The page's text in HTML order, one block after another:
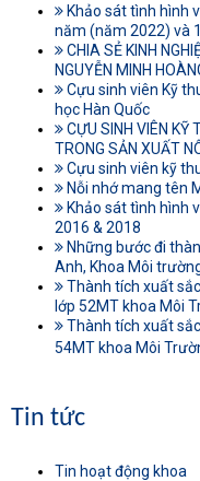
Khảo sát tình hình
năm (năm 2022) và
CHIA SẺ KINH
NGUYỄN MINH
Cựu sinh viên Kỹ
học Hàn Quốc
CỰU SINH VIÊN KỸ
TRONG SẢN XUẤT
Cựu sinh viên kỹ
Nỗi nhớ mang tên
Khảo sát tình hình
2016 & 2018
Những bước đi
Anh, Khoa Môi
Thành tích xuất
lớp 52MT khoa Môi
Thành tích xuất
54MT khoa Môi
Tin tức
Tin hoạt động khoa